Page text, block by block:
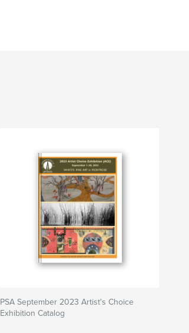
PSA September 2023 Artist's Choice
Exhibition Catalog